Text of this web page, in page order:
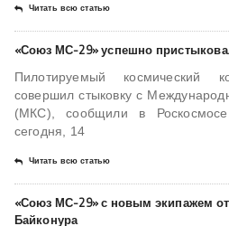
Читать всю статью
«Союз МС-29» успешно
Пилотируемый космический
совершил стыковку с
(МКС), сообщили в
сегодня, 14
Читать всю статью
«Союз МС-29» с новым экипажем
Байконура